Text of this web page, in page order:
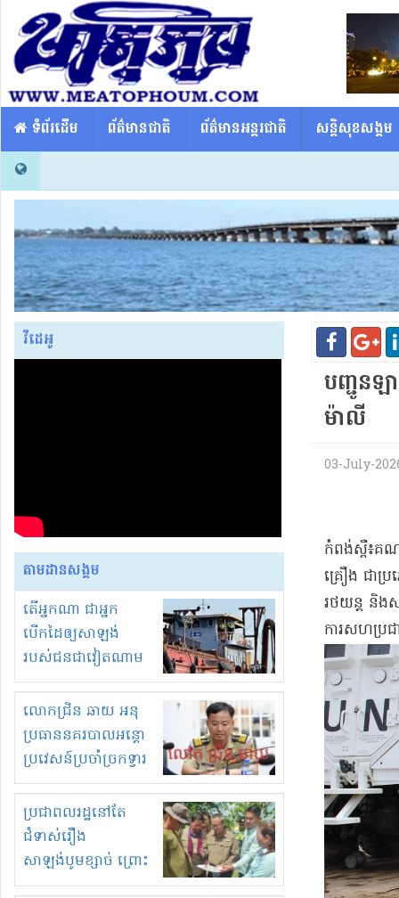
​​ ទំព័រដើម ព័ត៌មានជាតិ ព័ត៌មានអន្តរជាតិ សន្តិសុខសង្គម
វីដេអូ
តាមដានសង្គម
តើអ្នកណា ជាអ្នក
បើកដៃឲ្យសាឡង់
របស់ជនជាវៀតណាម
ចូល មកខុស
ច្បាប់លួចបូមខ្សាច់នៅ
ក្នុងប្រទេសកម្ពុជា
លោកជ្រិន ឆាយ អនុ
ប្រធាននគរបាលអន្តោ
ប្រវេសន៍ប្រចាំច្រកទ្វារ
ព្រំដែនភ្នំឌិន និងឈ្មួញ
មួយចំនួនទៀត
កំពង់តែគុបគិតគ្នា
ធ្វើសកម្មភាពរកស៊ីនិង
ស្តុកទំនិញគេចពន្ធ?
ប្រជាពលរដ្ឋនៅតែ
ជំទាស់រឿង
សាឡង់បូមខ្សាច់ ព្រោះ
ខ្លាចបាក់ច្រាំងទៀត!
បញ្ជូន​ឡ
ម៉ាលី​
03-July-
កំពង់ស្ពឺ​៖​គណ
គ្រឿង ជា​ប្
រថយន្ត និង​ស
ការ​សហប្រ